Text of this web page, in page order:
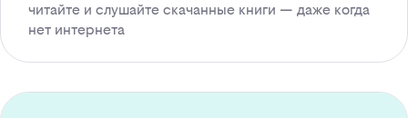
читайте и слушайте скачанные книги — даже когда
нет интернета